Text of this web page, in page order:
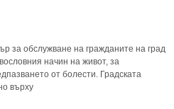
за обслужване на гражданите на град
начин на живот, за
от болести. Градската
върху